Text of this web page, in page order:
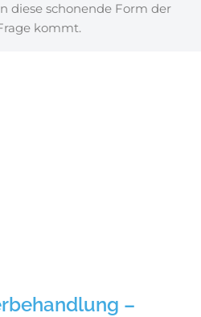
diese schonende Form der
kommt.
–